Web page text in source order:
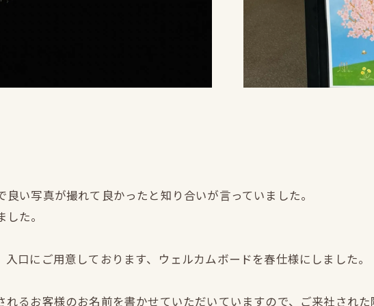
い写真が撮れて良かったと知り合いが言っていました。
た。
口にご用意しております、ウェルカムボードを春仕様にしました。
れるお客様のお名前を書かせていただいていますので、ご来社され